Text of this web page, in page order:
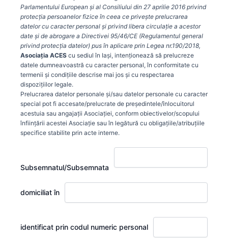
Parlamentului European şi al Consiliului din 27 aprilie 2016 privind
protecţia persoanelor fizice în ceea ce priveşte prelucrarea
datelor cu caracter personal şi privind libera circulaţie a acestor
date şi de abrogare a Directivei 95/46/CE (Regulamentul general
privind protecţia datelor) pus în aplicare prin Legea nr.190/2018,
Asociația ACES cu sediul în Iași, intenționează să prelucreze
datele dumneavoastră cu caracter personal, în conformitate cu
termenii și condițiile descrise mai jos și cu respectarea
dispozițiilor legale.
Prelucrarea datelor personale și/sau datelor personale cu caracter
special pot fi accesate/prelucrate de președintele/înlocuitorul
acestuia sau angajații Asociației, conform obiectivelor/scopului
înființării acestei Asociație sau în legătură cu obligațiile/atribuțiile
specifice stabilite prin acte interne.
Subsemnatul/Subsemnata
domiciliat în
identificat prin codul numeric personal